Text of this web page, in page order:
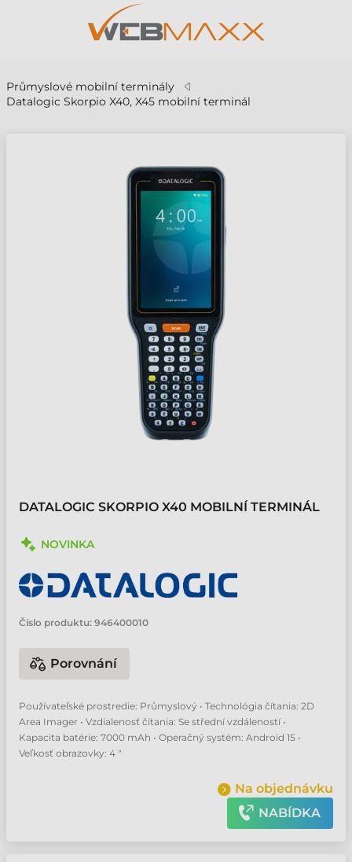
Průmyslové mobilní terminály
Datalogic Skorpio X40, X45 mobilní terminál
DATALOGIC SKORPIO X40 MOBILNÍ TERMINÁL
NOVINKA
Číslo produktu: 946400010
Porovnání
Používateľské prostredie: Průmyslový • Technológia čítania: 2D
Area Imager • Vzdialenosť čítania: Se střední vzdáleností •
Kapacita batérie: 7000 mAh • Operačný systém: Android 15 •
Veľkosť obrazovky: 4 "
Na objednávku
NABÍDKA